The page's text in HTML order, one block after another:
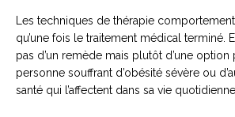
Les techniques de thérapie
qu’une fois le traitement médical terminé.
pas d’un remède mais plutôt d’une
personne souffrant d’obésité sévère ou
santé qui l’affectent dans sa vie quotidienne.